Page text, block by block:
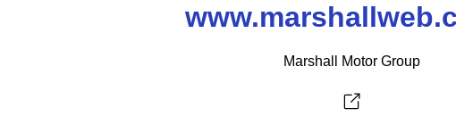
Marshall Motor Group